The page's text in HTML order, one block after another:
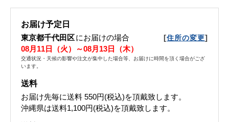
お届け予定日
東京都千代田区にお届けの場合 [住所の変更]
08月11日（火）～08月13日（木）
交通状況・天候の影響や注文が集中した場合等、お届けに時間を頂く場合がござ
います。
送料
お届け先毎に送料 550円(税込)を頂戴致します。
沖縄県は送料1,100円(税込)を頂戴致します。